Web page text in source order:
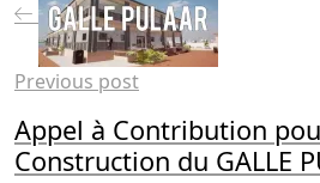
Previous post
Appel à Contribution
Construction du GALLE